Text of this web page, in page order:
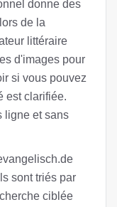
donne des
de la
littéraire
d'images pour
si vous pouvez
est clarifiée.
ligne et sans
sont triés par
ciblée